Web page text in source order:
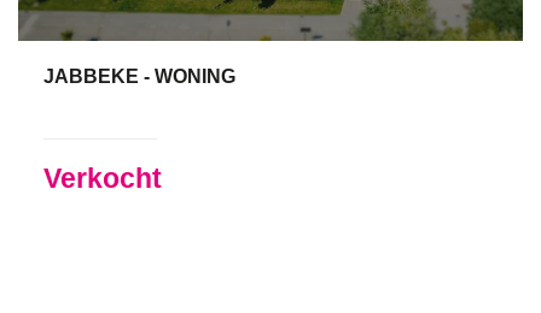
203 m²
JABBEKE - WONING
Verkocht